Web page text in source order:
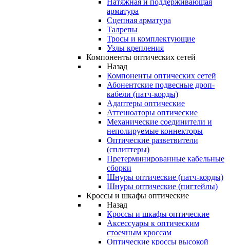
Натяжная и поддерживающая
арматура
Сцепная арматура
Талрепы
Тросы и комплектующие
Узлы крепления
Компоненты оптических сетей
Назад
Компоненты оптических сетей
Абонентские подвесные дроп-
кабели (патч-корды)
Адаптеры оптические
Аттенюаторы оптические
Механические соединители и
неполируемые коннекторы
Оптические разветвители
(сплиттеры)
Претерминированные кабельные
сборки
Шнуры оптические (патч-корды)
Шнуры оптические (пигтейлы)
Кроссы и шкафы оптические
Назад
Кроссы и шкафы оптические
Аксессуары к оптическим
стоечным кроссам
Оптические кроссы высокой